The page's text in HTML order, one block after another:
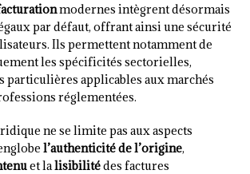
modernes intègrent désormais
par défaut, offrant ainsi une sécurité
Ils permettent notamment de
les spécificités sectorielles,
particulières applicables aux marchés
réglementées.
ne se limite pas aux aspects
l’authenticité de l’origine,
et lalisibilitédes factures